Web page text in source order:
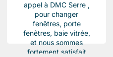
appel à DMC Serre ,
pour changer
fenêtres, porte
fenêtres, baie vitrée,
et nous sommes
fortement satisfait